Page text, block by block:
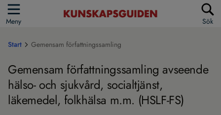
Meny Sök
Start Gemensam författningssamling
Gemensam författningssamling avseende
hälso- och sjukvård, socialtjänst,
läkemedel, folkhälsa m.m. (HSLF-FS)